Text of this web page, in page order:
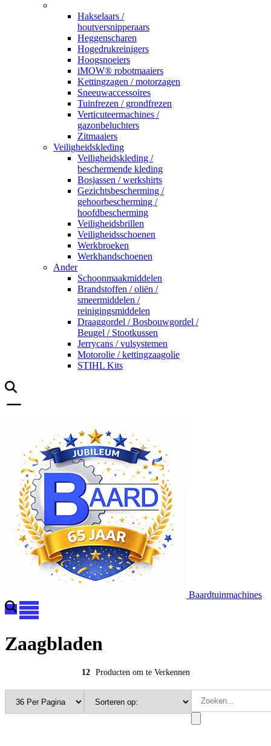
Hakselaars /
houtversnipperaars
Heggenscharen
Hogedrukreinigers
Hoogsnoeiers
iMOW® robotmaaiers
Kettingzagen / motorzagen
Sneeuwaccessoires
Tuinfrezen / grondfrezen
Verticuteermachines /
gazonbeluchters
Zitmaaiers
Veiligheidskleding
Veiligheidskleding /
beschermende kleding
Bosjassen / werkshirts
Gezichtsbescherming /
gehoorbescherming /
hoofdbescherming
Veiligheidsbrillen
Veiligheidsschoenen
Werkbroeken
Werkhandschoenen
Ander
Schoonmaakmiddelen
Brandstoffen / oliën /
smeermiddelen /
reinigingsmiddelen
Draaggordel / Bosbouwgordel /
Beugel / Stootkussen
Jerrycans / vulsystemen
Motorolie / kettingzaagolie
STIHL Kits
Baardtuinmachines
Zaagbladen
12 Producten om te Verkennen